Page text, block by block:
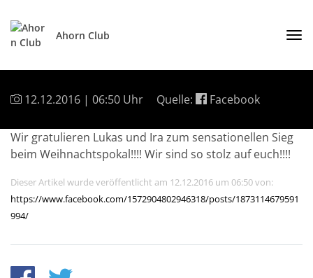
Ahorn Club
12.12.2016 | 06:50 Uhr Quelle: Facebook
Wir gratulieren Lukas und Ira zum sensationellen Sieg
beim Weihnachtspokal!!!! Wir sind so stolz auf euch!!!!
Dieser Artikel wurde veröffentlicht am 12.12.2016 um 06:50 von:
https://www.facebook.com/1572904802946318/posts/1873114679591
994/